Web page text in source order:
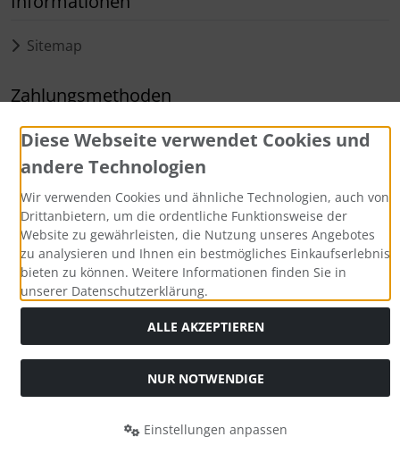
Sitemap
Zahlungsmethoden
Alle Preise inkl. gesetzl. MwSt. zzgl.Versandkosten. Die
durchgestrichenen Preise entsprechen dem bisherigen Preis
bei Aqua Computer Shop.
Aqua Computer GmbH & Co. KG © 2026. Alle Rechte
vorbehalten.
Diese Webseite verwendet Cookies und
andere Technologien
Wir verwenden Cookies und ähnliche Technologien, auch von
Drittanbietern, um die ordentliche Funktionsweise der
Website zu gewährleisten, die Nutzung unseres Angebotes
zu analysieren und Ihnen ein bestmögliches Einkaufserlebnis
bieten zu können. Weitere Informationen finden Sie in
unserer Datenschutzerklärung.
ALLE AKZEPTIEREN
NUR NOTWENDIGE
Einstellungen anpassen